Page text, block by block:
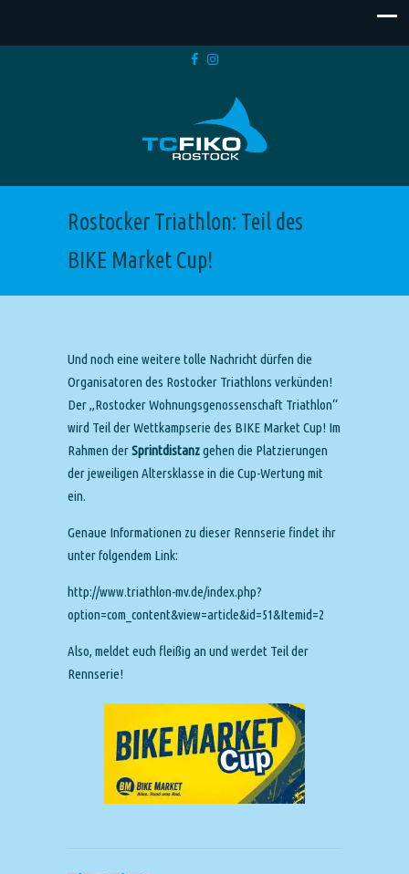
Rostocker Triathlon: Teil des
BIKE Market Cup!
Und noch eine weitere tolle Nachricht dürfen die
Organisatoren des Rostocker Triathlons verkünden!
Der „Rostocker Wohnungsgenossenschaft Triathlon“
wird Teil der Wettkampserie des BIKE Market Cup! Im
Rahmen derSprintdistanzgehen die Platzierungen
der jeweiligen Altersklasse in die Cup-Wertung mit
ein.
Genaue Informationen zu dieser Rennserie findet ihr
unter folgendem Link:
http://www.triathlon-mv.de/index.php?
option=com_content&view=article&id=51&Itemid=2
Also, meldet euch fleißig an und werdet Teil der
Rennserie!